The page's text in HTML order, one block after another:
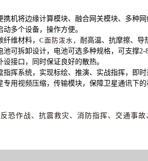
携机将边缘计算模块、融合网关模块、多种
动多个设备，操作方便。
维材料， C面 防泼水， 耐高温、抗摩擦、导
池可拆卸设计， 电池可选多种规格，可支撑2-
设接口，同时保证良好的散热。
指挥系统，实现标绘、推演、实战指挥，即
专用视频压缩，传输模块，保障卫星通讯下的
恐作战、抗震救灾、消防指挥、交通事